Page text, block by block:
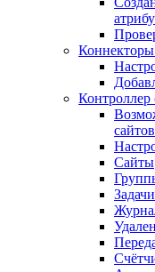
Контроллер
сайтов
Сайты
Задачи